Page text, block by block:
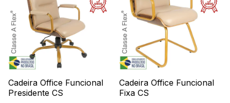
Cadeira Office Funcional
Presidente CS
Cadeira Office Funcional
Fixa CS